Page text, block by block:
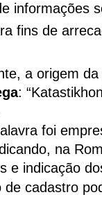
informações
fins de
a origem da
:
foi
na
e indicação
de cadastro